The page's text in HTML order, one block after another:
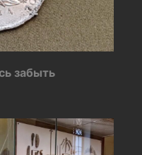
забыть